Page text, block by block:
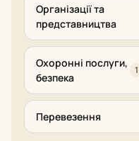
Організації та
представництва
Охоронні послуги,
безпека
1
Перевезення